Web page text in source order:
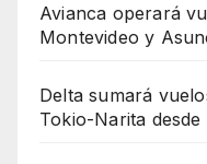
Avianca operará
Montevideo y
Delta sumará
Tokio-Narita